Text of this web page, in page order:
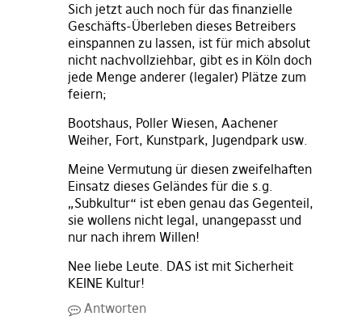
Sich jetzt auch noch für das finanzielle
Geschäfts-Überleben dieses Betreibers
einspannen zu lassen, ist für mich absolut
nicht nachvollziehbar, gibt es in Köln doch
jede Menge anderer (legaler) Plätze zum
feiern;
Bootshaus, Poller Wiesen, Aachener
Weiher, Fort, Kunstpark, Jugendpark usw.
Meine Vermutung ür diesen zweifelhaften
Einsatz dieses Geländes für die s.g.
„Subkultur“ ist eben genau das Gegenteil,
sie wollens nicht legal, unangepasst und
nur nach ihrem Willen!
Nee liebe Leute. DAS ist mit Sicherheit
KEINE Kultur!
Antworten